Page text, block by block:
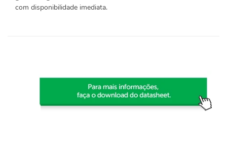
com disponibilidade imediata.